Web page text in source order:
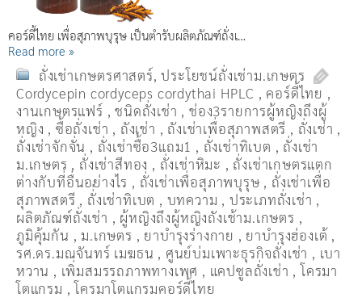
คอร์ดี้ไทย เพื่อสุภาพบุรุษ เป็นตำรับผลิตภัณฑ์ถั่งเ…
Read more »
ถั่งเช่าเกษตรศาสตร์,ประโยชน์ถั่งเช่าม.เกษตร
Cordycepin cordyceps cordythai HPLC , คอร์ดี้ไทย ,
งานเกษตรแฟร์ ,ชนิดถั่งเช่า ,ช่อง3รายการผู้หญิงถึงผู้
หญิง , ซื้อถั่งเช่า , ถังเช่า , ถังเช่าเพื่อสุภาพสตรี , ถั่งเช่า ,
ถั่งเช่าจักจั่น , ถั่งเช่าซื้อ3แถม1 , ถั่งเช่าทิเบต , ถั่งเช่า
ม.เกษตร , ถั่งเช่าสีทอง , ถั่งเช่าหิมะ , ถั่งเช่าเกษตรแตก
ต่างกับที่อื่นอย่างไร , ถั่งเช่าเพื่อสุภาพบุรุษ , ถั่งเช่าเพื่อ
สุภาพสตรี , ถั่่งเช่าทิเบต , บทความ , ประเภทถั่งเช่า ,
ผลิตภัณฑ์ถั่งเช่า , ผู้หญิงถึงผู้หญิงถังเช้าม.เกษตร ,
ภูมิคุ้มกัน ,ม.เกษตร , ยาบำรุงร่างกาย , ยาบำรุงฮ่องเต้ ,
รศ.ดร.มณจันทร์ เมฆธน , ศูนย์บ่มเพาะธุรกิจถั่งเช่า , เบา
หวาน , เพิ่มสมรรถภาพทางเพศ , แคปซูลถั่งเช่า ,โครมา
โตแกรม ,โครมาโตแกรมคอร์ดี้ไทย